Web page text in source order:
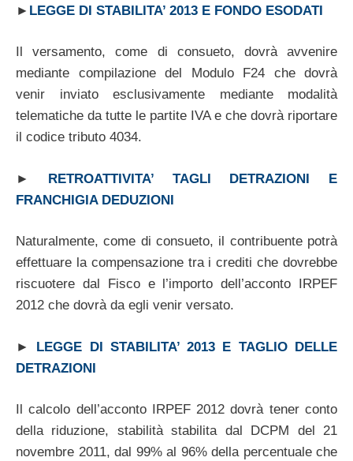
► LEGGE DI STABILITA’ 2013 E FONDO ESODATI
Il versamento, come di consueto, dovrà avvenire
mediante compilazione del Modulo F24 che dovrà
venir inviato esclusivamente mediante modalità
telematiche da tutte le partite IVA e che dovrà riportare
il codice tributo 4034.
► RETROATTIVITA’ TAGLI DETRAZIONI E
FRANCHIGIA DEDUZIONI
Naturalmente, come di consueto, il contribuente potrà
effettuare la compensazione tra i crediti che dovrebbe
riscuotere dal Fisco e l’importo dell’acconto IRPEF
2012 che dovrà da egli venir versato.
► LEGGE DI STABILITA’ 2013 E TAGLIO DELLE
DETRAZIONI
Il calcolo dell’acconto IRPEF 2012 dovrà tener conto
della riduzione, stabilità stabilita dal DCPM del 21
novembre 2011, dal 99% al 96% della percentuale che